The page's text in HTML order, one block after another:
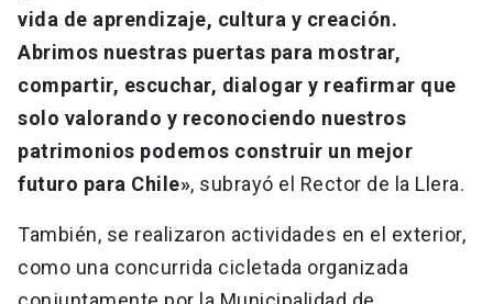
vida de aprendizaje, cultura y creación.
Abrimos nuestras puertas para mostrar,
compartir, escuchar, dialogar y reafirmar que
solo valorando y reconociendo nuestros
patrimonios podemos construir un mejor
futuro para Chile», subrayó el Rector de la Llera.
También, se realizaron actividades en el exterior,
como una concurrida cicletada organizada